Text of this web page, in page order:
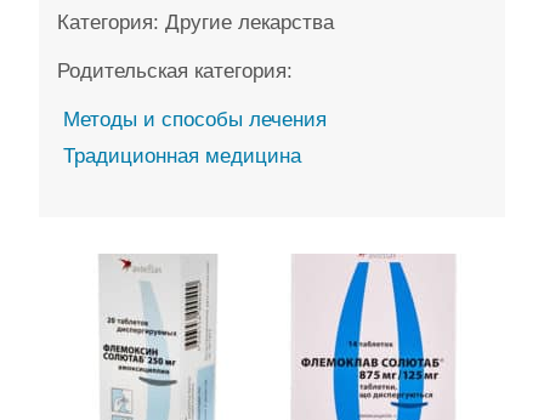
Категория: Другие лекарства
Родительская категория:
Методы и способы лечения
Традиционная медицина